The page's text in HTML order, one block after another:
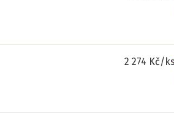
2 274 Kč/ks